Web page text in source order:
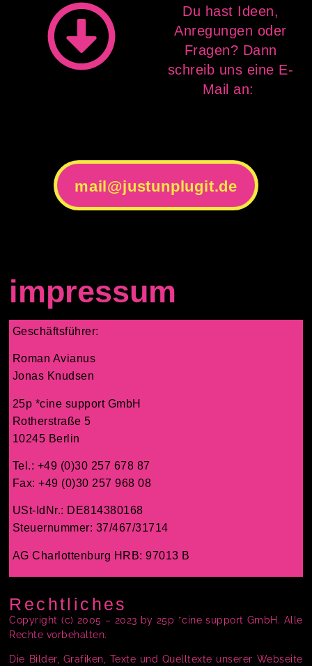
Du hast Ideen,
Anregungen oder
Fragen? Dann
schreib uns eine E-
Mail an:
mail@justunplugit.de
impressum
Geschäftsführer:
Roman Avianus
Jonas Knudsen
25p *cine support GmbH
Rotherstraße 5
10245 Berlin
Tel.: +49 (0)30 257 678 87
Fax: +49 (0)30 257 968 08
USt-IdNr.: DE814380168
Steuernummer: 37/467/31714
AG Charlottenburg HRB: 97013 B
Rechtliches
Copyright (c) 2005 – 2023 by 25p *cine support GmbH. Alle
Rechte vorbehalten.
Die Bilder, Grafiken, Texte und Quelltexte unserer Webseite